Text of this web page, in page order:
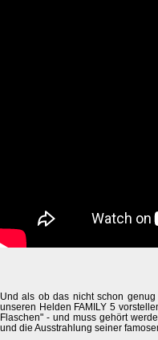
Und als ob das nicht schon
unseren Helden FAMILY 5
Flaschen" - und muss gehört
und die Ausstrahlung seiner